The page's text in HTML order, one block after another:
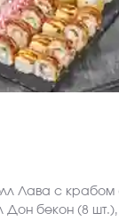
Лава с крабом
Дон бекон (8